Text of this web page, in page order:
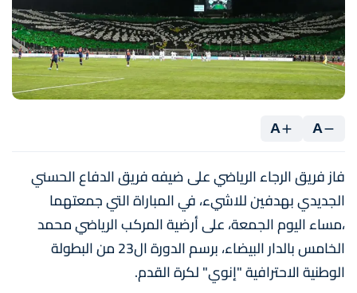
A
A
فاز فريق الرجاء الرياضي على ضيفه فريق الدفاع الحسني
الجديدي بهدفين للاشيء، في المباراة التي جمعتهما
،مساء اليوم الجمعة، على أرضية المركب الرياضي محمد
الخامس بالدار البيضاء، برسم الدورة ال23 من البطولة
الوطنية الاحترافية "إنوي" لكرة القدم.